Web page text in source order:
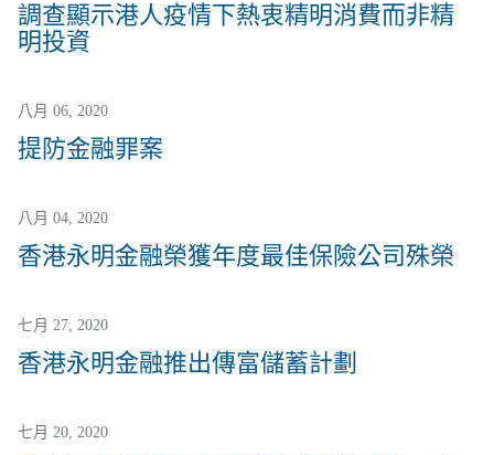
調查顯示港人疫情下熱衷精明消費而非精
明投資
八月 06, 2020
提防金融罪案
八月 04, 2020
香港永明金融榮獲年度最佳保險公司殊榮
七月 27, 2020
香港永明金融推出傳富儲蓄計劃
七月 20, 2020